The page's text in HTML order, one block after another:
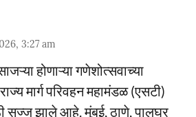
3:27 am
होणाऱ्या गणेशोत्सवाच्या
राज्य मार्ग परिवहन महामंडळ (एसटी)
सज्ज झाले आहे. मुंबई, ठाणे, पालघर